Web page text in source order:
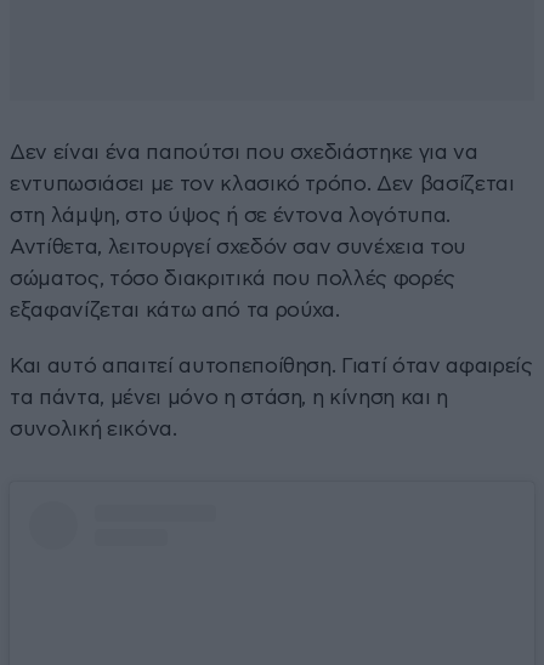
Δεν είναι ένα παπούτσι που σχεδιάστηκε για να
εντυπωσιάσει με τον κλασικό τρόπο. Δεν βασίζεται
στη λάμψη, στο ύψος ή σε έντονα λογότυπα.
Αντίθετα, λειτουργεί σχεδόν σαν συνέχεια του
σώματος, τόσο διακριτικά που πολλές φορές
εξαφανίζεται κάτω από τα ρούχα.
Και αυτό απαιτεί αυτοπεποίθηση. Γιατί όταν αφαιρείς
τα πάντα, μένει μόνο η στάση, η κίνηση και η
συνολική εικόνα.